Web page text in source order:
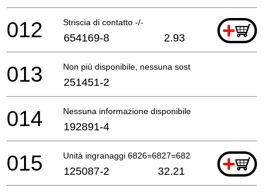
Striscia di contatto -/- +
012 654169-8 2.93
Non più disponibile, nessuna sostituzione
013 251451-2
Nessuna informazione disponibile, non ordinabile
014 192891-4
Unità ingranaggi 6826=6827=6828Dw +
015 125087-2 32.21